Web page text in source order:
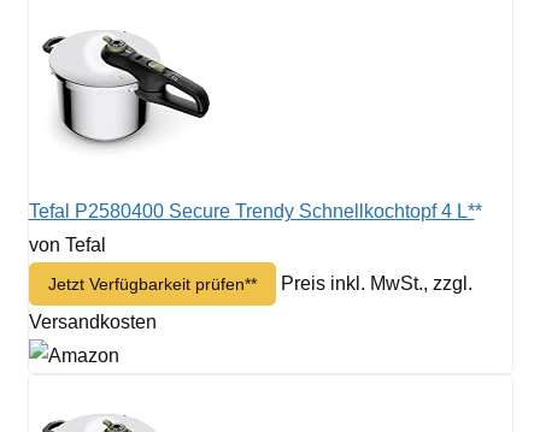
Tefal P2580400 Secure Trendy Schnellkochtopf 4 L*
von Tefal
Jetzt Verfügbarkeit prüfen*
Preis inkl. MwSt., zzgl.
Versandkosten